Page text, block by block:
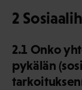
2
2.1 Onko
pykälän